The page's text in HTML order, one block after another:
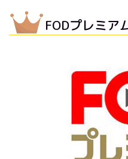
FODプレミア